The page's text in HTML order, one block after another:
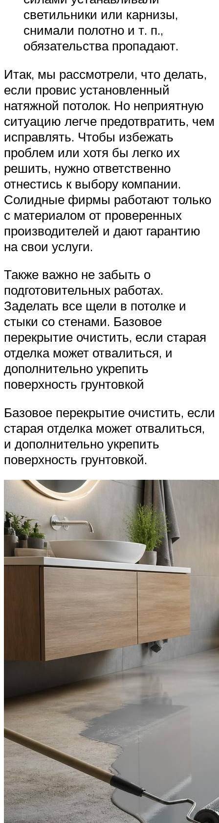
светильники или карнизы,
снимали полотно и т. п.,
обязательства пропадают.
Итак, мы рассмотрели, что делать,
если провис установленный
натяжной потолок. Но неприятную
ситуацию легче предотвратить, чем
исправлять. Чтобы избежать
проблем или хотя бы легко их
решить, нужно ответственно
отнестись к выбору компании.
Солидные фирмы работают только
с материалом от проверенных
производителей и дают гарантию
на свои услуги.
Также важно не забыть о
подготовительных работах.
Заделать все щели в потолке и
стыки со стенами. Базовое
перекрытие очистить, если старая
отделка может отвалиться, и
дополнительно укрепить
поверхность грунтовкой
Базовое перекрытие очистить, если
старая отделка может отвалиться,
и дополнительно укрепить
поверхность грунтовкой.